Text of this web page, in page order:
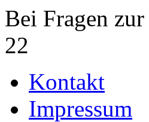
Bei Fragen
22
Kontakt
Impressum